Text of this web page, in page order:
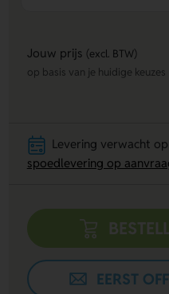
Jouw prijs (excl. BTW)
op basis van je huidige keuzes
Levering verwacht op
spoedlevering op
EERST